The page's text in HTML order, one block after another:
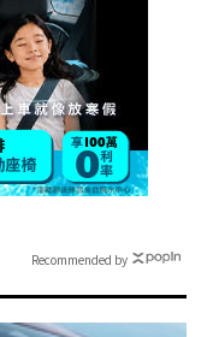
Recommended by